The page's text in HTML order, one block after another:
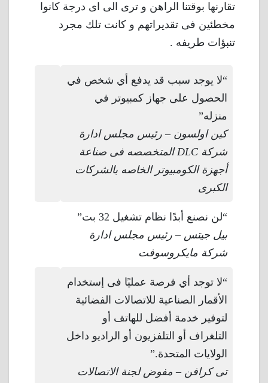
تقارنها بوقتنا الراهن و ترى الى اى درجة كانوا
مخطئين فى تقديراتهم و كانت تلك مجرد
تنبؤات طريفه .
“لا يوجد سبب قد يدفع أي شخص في
الحصول على جهاز كمبيوتر في
منزله”
كين اولسون – رئيس مجلس ادارة
شركة DLC المتخصصه فى صناعة
أجهزة الكومبيوتر الخاصه بالشركات
الكبرى
“لن نصنع أبدًا نظام تشغيل 32 بت”
بيل جيتس – رئيس مجلس ادارة
شركة مايكروسوفت
“لا توجد أي فرصة عمليًا فى إستخدام
الأقمار الصناعية للاتصالات الفضائية
لتوفير خدمة أفضل للهاتف أو
التلغراف أو التلفزيون أو الراديو داخل
الولايات المتحدة.”
تى كرافن – مفوض لجنة الاتصالات